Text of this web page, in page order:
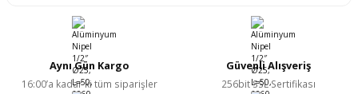
Aynı Gün Kargo
16:00’a kadar ki tüm siparişler
Güvenli Alışveriş
256bit SSL Sertifikası